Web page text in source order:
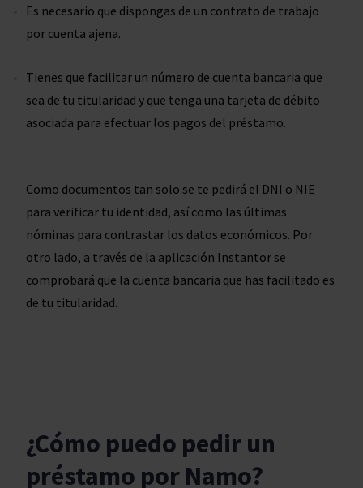
Es necesario que dispongas de un contrato de trabajo
por cuenta ajena.
Tienes que facilitar un número de cuenta bancaria que
sea de tu titularidad y que tenga una tarjeta de débito
asociada para efectuar los pagos del préstamo.
Como documentos tan solo se te pedirá el DNI o NIE
para verificar tu identidad, así como las últimas
nóminas para contrastar los datos económicos. Por
otro lado, a través de la aplicación Instantor se
comprobará que la cuenta bancaria que has facilitado es
de tu titularidad.
¿Cómo puedo pedir un
préstamo por Namo?